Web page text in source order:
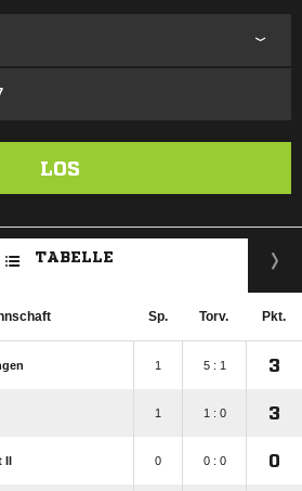
LOS
TABELLE
Sp. Torv. Pkt.
1 5 : 1 3
1 1 : 0 3
0 0 : 0 0